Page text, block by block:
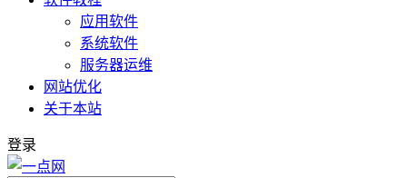
应用软件
系统软件
服务器运维
网站优化
关于本站
登录